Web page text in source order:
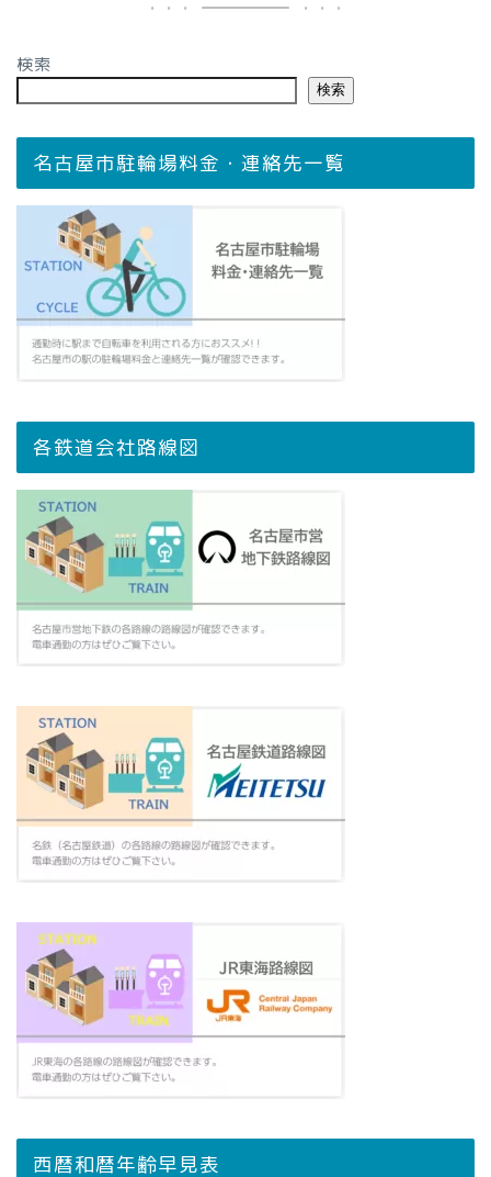
検索
検索
名古屋市駐輪場料金・連絡先一覧
各鉄道会社路線図
西暦和暦年齢早見表